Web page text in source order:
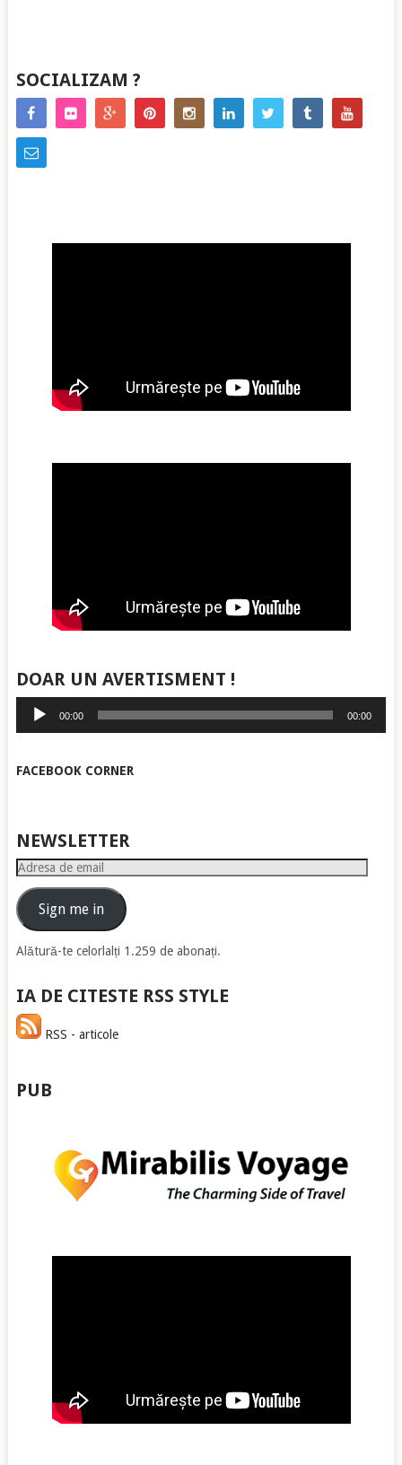
SOCIALIZAM ?
DOAR UN AVERTISMENT !
Player
audio
00:00 00:00
FACEBOOK CORNER
NEWSLETTER
Adresa
emailSign me in
Alătură-te celorlalți 1.259 de abonați.
IA DE CITESTE RSS STYLE
RSS - articole
PUB